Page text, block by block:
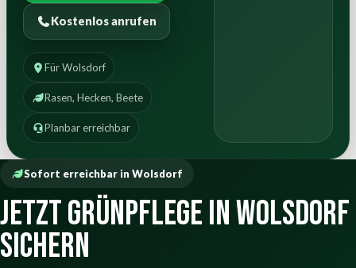
Kostenlos anrufen
Für Wolsdorf
Rasen, Hecken, Beete
Planbar erreichbar
Sofort erreichbar in Wolsdorf
Jetzt Grünpflege in Wolsdorf
sichern